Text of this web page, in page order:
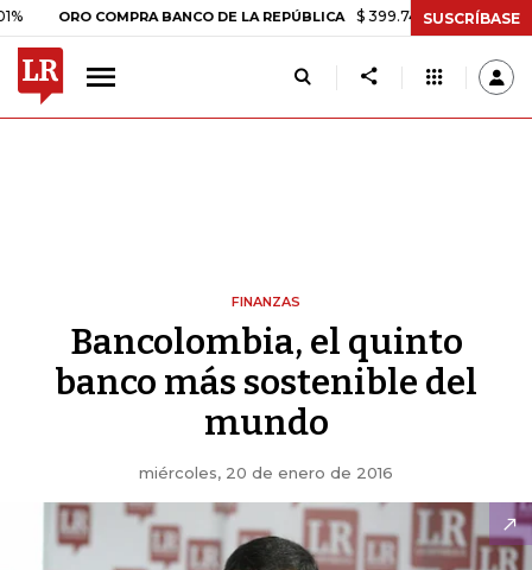
ORO COMPRA BANCO DE LA REPÚBLICA $ 399.745,16 +$ 2.295,71
SUSCRÍBASE
FINANZAS
Bancolombia, el quinto
banco más sostenible del
mundo
miércoles, 20 de enero de 2016